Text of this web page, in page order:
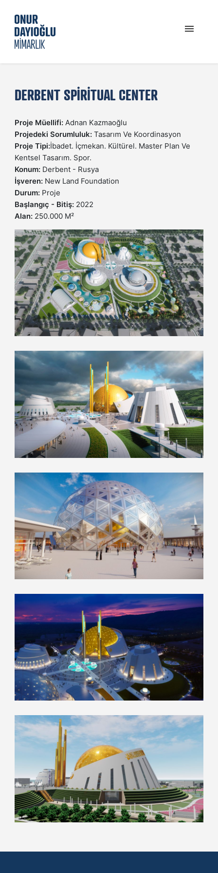
GÜNCEL
PROJELER
İLETIŞIM
DERBENT SPIRITUAL CENTER
Proje Müellifi: Adnan Kazmaoğlu
Projedeki Sorumluluk: Tasarım Ve Koordinasyon
Proje Tipi:İbadet. İçmekan. Kültürel. Master Plan Ve
Kentsel Tasarım. Spor.
Konum: Derbent - Rusya
İşveren: New Land Foundation
Durum: Proje
Başlangıç - Bitiş: 2022
Alan: 250.000 M²